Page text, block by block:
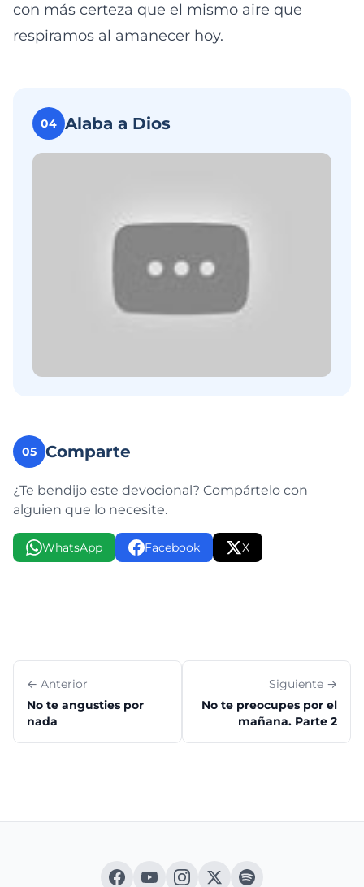
con más certeza que el mismo aire que
respiramos al amanecer hoy.
04 Alaba a Dios
05 Comparte
¿Te bendijo este devocional? Compártelo con
alguien que lo necesite.
WhatsApp Facebook X
← Anterior
No te angusties por
nada
Siguiente →
No te preocupes por el
mañana. Parte 2